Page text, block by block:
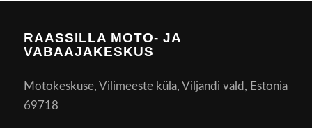
RAASSILLA MOTO- JA
VABAAJAKESKUS
Motokeskuse, Vilimeeste küla, Viljandi vald, Estonia
69718